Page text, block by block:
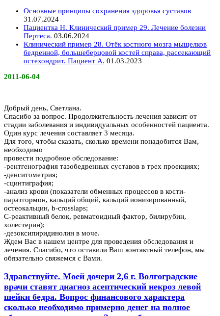
Основные принципы сохранения здоровья суставов
31.07.2024
Пациентка Н. Клинический пример 29. Лечение болезни
Пертеса. 03.06.2024
Клинический пример 28. Отёк костного мозга мыщелков
бедренной, большеберцовой костей справа, рассекающий
остехондрит. Пациент А. 01.03.2023
2011-06-04
Добрый день, Светлана.
Спасибо за вопрос. Продолжительность лечения зависит от
стадии заболевания и индивидуальных особенностей пациента.
Один курс лечения составляет 3 месяца.
Для того, чтобы сказать, сколько времени понадобится Вам,
необходимо
провести подробное обследование:
-рентгенография тазобедренных суставов в трех проекциях;
-денситометрия;
-сцинтиграфия;
-анализ крови (показатели обменных процессов в кости-
паратгормон, кальций общий, кальций ионизированный,
остеокальцин, b-crosslaps;
С-реактивный белок, ревматоидный фактор, билирубин,
холестерин);
-дезоксипиридинолин в моче.
Ждем Вас в нашем центре для проведения обследования и
лечения. Спасибо, что оставили Ваш контактный телефон, мы
обязательно свяжемся с Вами.
Здравствуйте. Моей дочери 2,6 г. Волгоградские
врачи ставят диагноз асептический некроз левой
шейки бедра. Вопрос финансового характера
сколько необходимо примерно денег на полное